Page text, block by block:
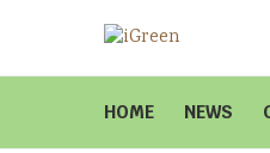
HOME NEWS